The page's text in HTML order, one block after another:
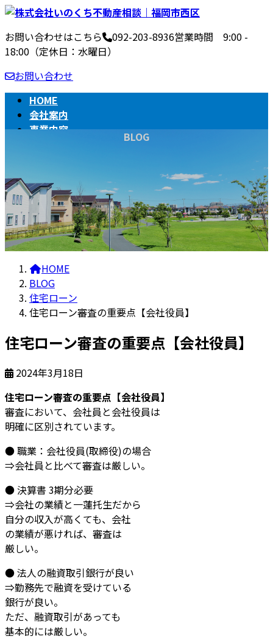
コ
テ
ン
ツ
へ
ッ
ナ
ゲ
ー
シ
ョ
移
お問い合わせはこちら 092-203-8936営業時間 9:00 -
18:00（定休日：水曜日）
お問い合わせ
HOME
会社案内
事業内容
BLOG
HOME
BLOG
住宅ローン
住宅ローン審査の重要点【会社役員】
住宅ローン審査の重要点【会社役員】
2024年3月18日
住宅ローン審査の重要点【会社役員】
審査において、会社員と会社役員は
明確に区別されています。
● 職業：会社役員(取締役)の場合
⇒会社員と比べて審査は厳しい。
● 決算書 3期分必要
⇒会社の業績と一蓮托生だから
自分の収入が高くても、会社
の業績が悪ければ、審査は
厳しい。
● 法人の融資取引銀行が良い
⇒勤務先で融資を受けている
銀行が良い。
ただ、融資取引があっても
基本的には厳しい。